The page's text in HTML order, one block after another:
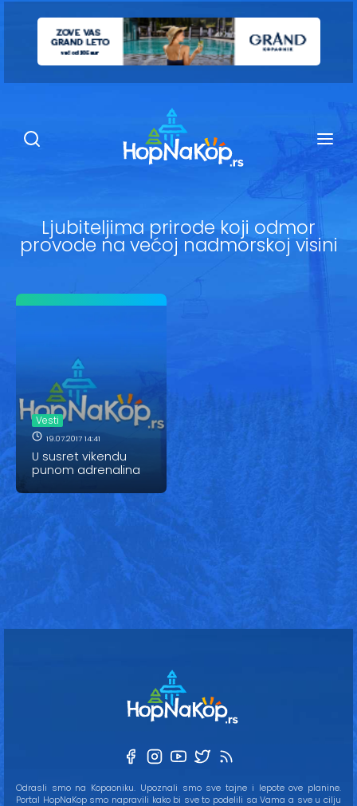
Ugostiteljstvo
Kop Info
Ski info
Ljubiteljima prirode koji odmor
provode na većoj nadmorskoj visini
Vesti
19.07.2017 14:41
U susret vikendu
punom adrenalina
Odrasli smo na Kopaoniku. Upoznali smo sve tajne i lepote ove planine.
Portal HopNaKop smo napravili kako bi sve to podelili sa Vama a sve u cilju